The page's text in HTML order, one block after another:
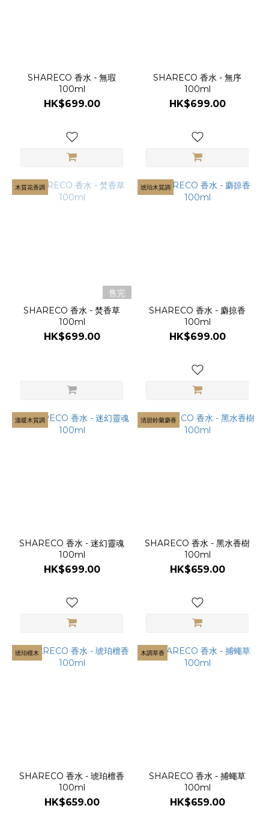
SHARECO 香水 - 無瑕
100ml
HK$699.00
SHARECO 香水 - 無序
100ml
HK$699.00
木質花香調
售完
SHARECO 香水 - 焚香草
100ml
HK$699.00
琥珀木質調
SHARECO 香水 - 麝掠香
100ml
HK$699.00
溫暖木質調
SHARECO 香水 - 迷幻靈魂
100ml
HK$699.00
清甜鈴蘭麝香
SHARECO 香水 - 黑水香樹
100ml
HK$659.00
琥珀檀木
SHARECO 香水 - 琥珀檀香
100ml
HK$659.00
木調草香
SHARECO 香水 - 捕蠅草
100ml
HK$659.00